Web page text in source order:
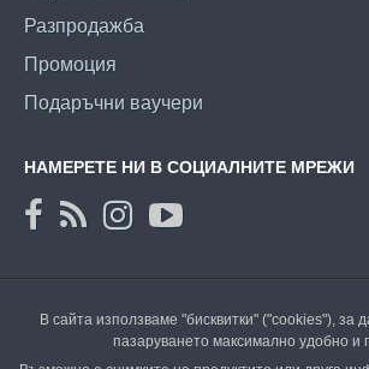
Разпродажба
Промоция
Подаръчни ваучери
НАМЕРЕТЕ НИ В СОЦИАЛНИТЕ МРЕЖИ
В сайта използваме "бисквитки" ("cookies"), за
пазаруването максимално удобно и